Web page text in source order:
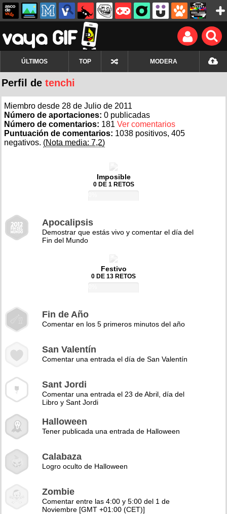
ÚLTIMOS TOP MODERA
Perfil de tenchi
Miembro desde 28 de Julio de 2011
Número de aportaciones: 0 publicadas
Número de comentarios: 181 Ver comentarios
Puntuación de comentarios: 1038 positivos, 405
negativos. (Nota media: 7,2)
Imposible
0 DE 1 RETOS
Apocalipsis
Demostrar que estás vivo y comentar el día del
Fin del Mundo
Festivo
0 DE 13 RETOS
Fin de Año
Comentar en los 5 primeros minutos del año
San Valentín
Comentar una entrada el día de San Valentín
Sant Jordi
Comentar una entrada el 23 de Abril, día del
Libro y Sant Jordi
Halloween
Tener publicada una entrada de Halloween
Calabaza
Logro oculto de Halloween
Zombie
Comentar entre las 4:00 y 5:00 del 1 de
Noviembre [GMT +01:00 (CET)]